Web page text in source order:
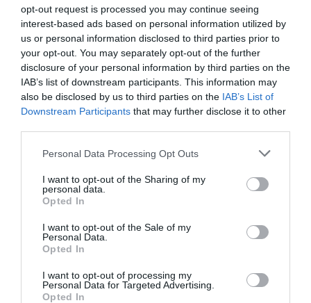
opt-out request is processed you may continue seeing
interest-based ads based on personal information utilized by
us or personal information disclosed to third parties prior to
your opt-out. You may separately opt-out of the further
disclosure of your personal information by third parties on the
IAB’s list of downstream participants. This information may
also be disclosed by us to third parties on the IAB’s List of
Downstream Participants that may further disclose it to other
Please note that this website/app uses one or more Google
not limited to your visit or usage behaviour. You may click to
grant or deny consent to Google and its third-party tags to
use your data for below specified purposes in below Google
consent section.
Personal Data Processing Opt Outs
I want to opt-out of the Sharing of my
personal data.
Opted In
I want to opt-out of the Sale of my
Personal Data.
Opted In
I want to opt-out of processing my
Personal Data for Targeted Advertising.
Opted In
ΑΦΉΣΤΕ ΈΝΑ ΣΧΌΛΙΟ
Η ηλ. διεύθυνση σας δεν δημοσιεύεται. Τα υποχρεωτικά πεδία
σημειώνονται με*